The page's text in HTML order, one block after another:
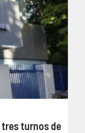
turnos de